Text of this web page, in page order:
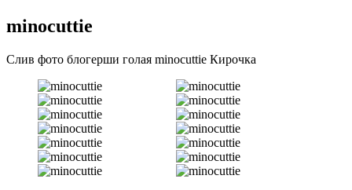
minocuttie
Слив фото блогерши голая minocuttie Кирочка